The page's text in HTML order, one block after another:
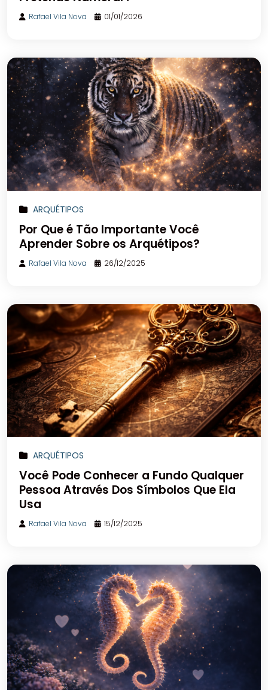
Rafael Vila Nova 01/01/2026
ARQUÉTIPOS
Por Que é Tão Importante Você
Aprender Sobre os Arquétipos?
Rafael Vila Nova 26/12/2025
ARQUÉTIPOS
Você Pode Conhecer a Fundo Qualquer
Pessoa Através Dos Símbolos Que Ela
Usa
Rafael Vila Nova 15/12/2025